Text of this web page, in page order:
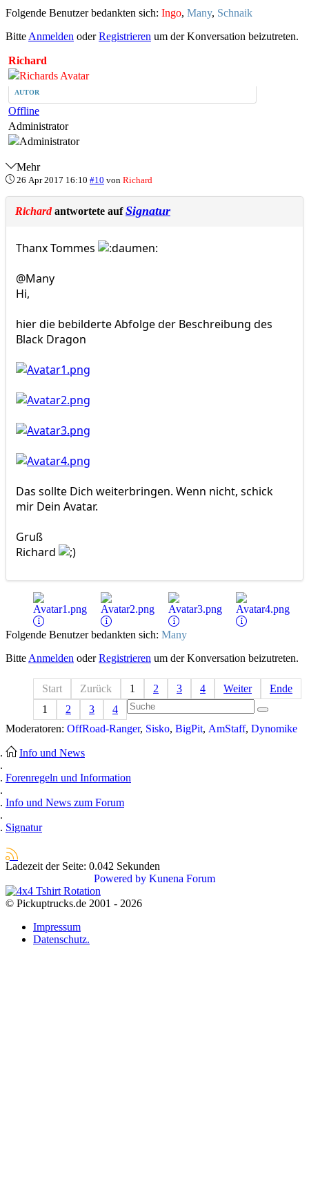
Folgende Benutzer bedankten sich: Ingo, Many, Schnaik
Bitte Anmelden oderRegistrieren um der Konversation beizutreten.
Richard
AUTOR
Offline
Administrator
Mehr
26 Apr 2017 16:10 #10 von Richard
Richardantwortete aufSignatur
Thanx Tommes
@Many
Hi,
hier die bebilderte Abfolge der Beschreibung des
Black Dragon
Das sollte Dich weiterbringen. Wenn nicht, schick
mir Dein Avatar.
Gruß
Richard
Folgende Benutzer bedankten sich: Many
Bitte Anmelden oderRegistrieren um der Konversation beizutreten.
Start Zurück 1 2 3 4 Weiter
Ende
1
2 3
4
Moderatoren: OffRoad-Ranger, Sisko, BigPit, AmStaff, Dynomike
Info und News
Forenregeln und Information
Info und News zum Forum
Signatur
Ladezeit der Seite: 0.042 Sekunden
Powered by Kunena Forum
© Pickuptrucks.de 2001 - 2026
Impressum
Datenschutz.